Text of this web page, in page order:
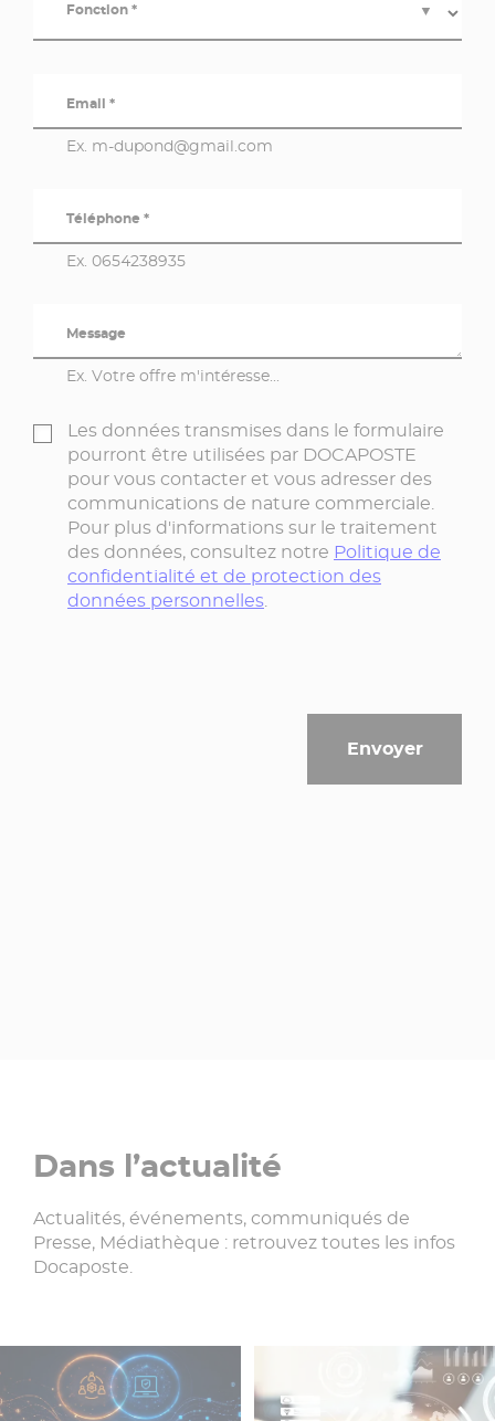
Fonction * ▼
Email *
Ex. m-dupond@gmail.com
Téléphone *
Ex. 0654238935
Message
Ex. Votre offre m'intéresse...
Les données transmises dans le formulaire
pourront être utilisées par DOCAPOSTE
pour vous contacter et vous adresser des
communications de nature commerciale.
Pour plus d'informations sur le traitement
des données, consultez notre Politique de
confidentialité et de protection des
données personnelles.
Dans l’actualité
Actualités, événements, communiqués de
Presse, Médiathèque : retrouvez toutes les infos
Docaposte.